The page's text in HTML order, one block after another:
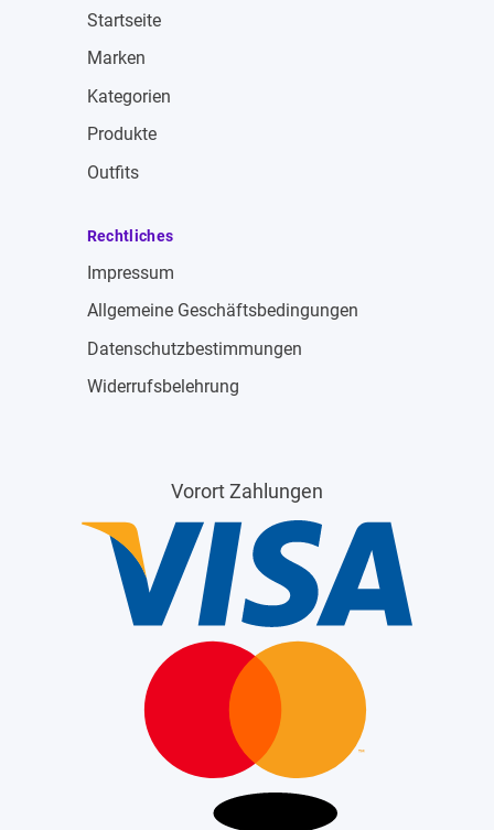
Startseite
Marken
Kategorien
Produkte
Outfits
Rechtliches
Impressum
Allgemeine Geschäftsbedingungen
Datenschutzbestimmungen
Widerrufsbelehrung
Vorort Zahlungen